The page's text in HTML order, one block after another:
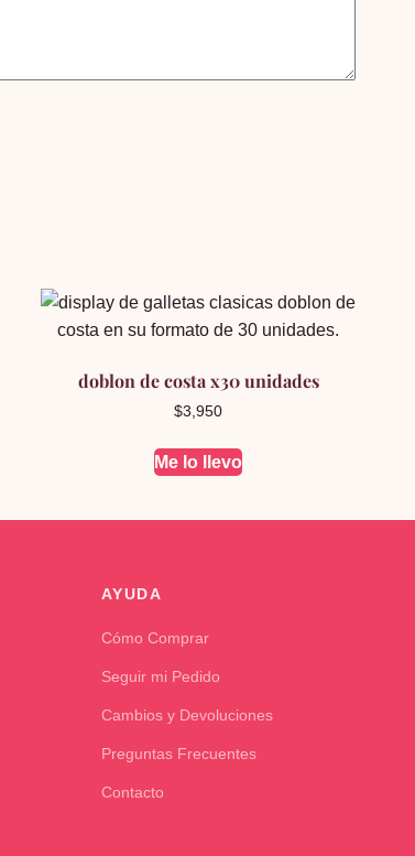
doblon de costa x30 unidades
$3,950
Me lo llevo
AYUDA
Cómo Comprar
Seguir mi Pedido
Cambios y Devoluciones
Preguntas Frecuentes
Contacto